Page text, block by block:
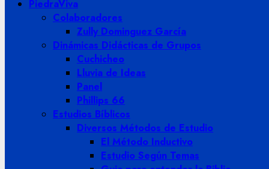
PiedraViva
Colaboradores
Zully Dominguez García
Dinámicas Didácticas de Grupos
Cuchicheo
Lluvia de Ideas
Panel
Phillips 66
Estudios Bíblicos
Diversos Métodos de Estudio
El Método Inductivo
Estudio Según Temas